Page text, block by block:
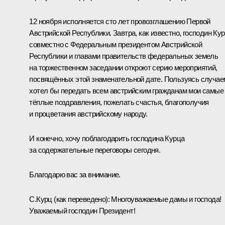
12 ноября исполняется сто лет провозглашению Первой
Австрийской Республики. Завтра, как известно, господин
совместно с Федеральным президентом Австрийской
Республики и главами правительств федеральных земель
на торжественном заседании откроют серию мероприятий,
посвящённых этой знаменательной дате. Пользуясь
хотел бы передать всем австрийским гражданам мои самые
тёплые поздравления, пожелать счастья, благополучия
и процветания австрийскому народу.
И конечно, хочу поблагодарить господина Курца
за содержательные переговоры сегодня.
Благодарю вас за внимание.
С.Курц (как переведено): Многоуважаемые дамы и господа!
Уважаемый господин Президент!